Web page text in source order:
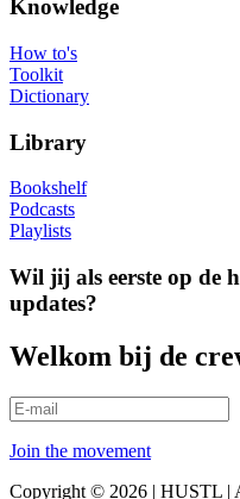
Knowledge
How to's
Toolkit
Dictionary
Library
Bookshelf
Podcasts
Playlists
Wil jij als eerste op de
updates?
Welkom bij de
Join the movement
Copyright © 2026 | HUSTL |